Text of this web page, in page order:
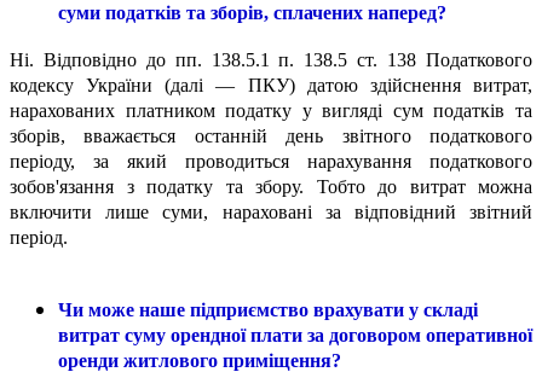
суми податків та зборів, сплачених наперед?
Ні. Відповідно до пп. 138.5.1 п. 138.5 ст. 138 Податкового
кодексу України (далі — ПКУ) датою здійснення витрат,
нарахованих платником податку у вигляді сум податків та
зборів, вважається останній день звітного податкового
періоду, за який проводиться нарахування податкового
зобов'язання з податку та збору. Тобто до витрат можна
включити лише суми, нараховані за відповідний звітний
період.
Чи може наше підприємство врахувати у складі
витрат суму орендної плати за договором оперативної
оренди житлового приміщення?